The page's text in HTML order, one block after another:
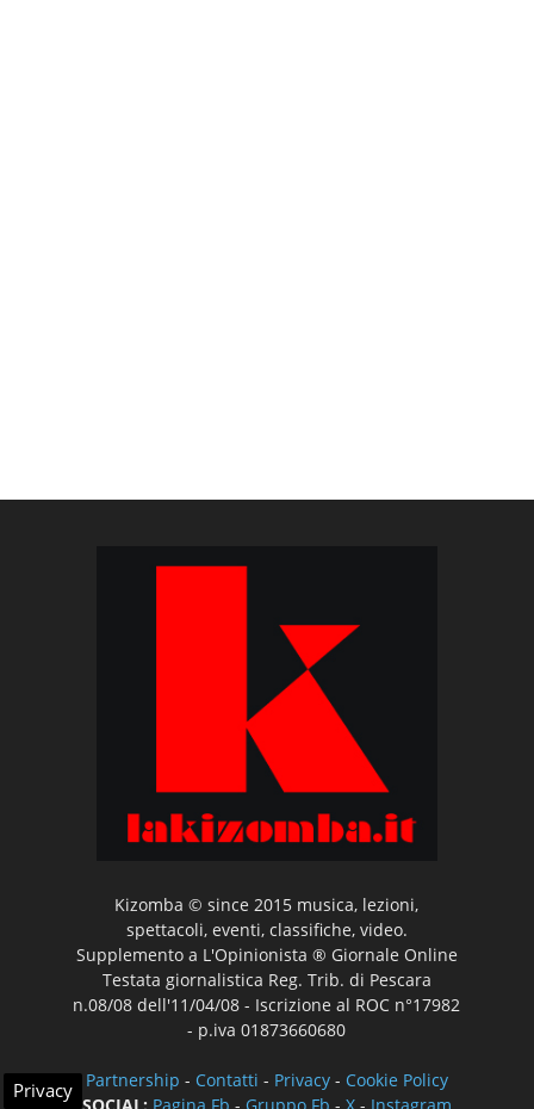
Kizomba © since 2015 musica, lezioni,
spettacoli, eventi, classifiche, video.
Supplemento a L'Opinionista ® Giornale Online
Testata giornalistica Reg. Trib. di Pescara
n.08/08 dell'11/04/08 - Iscrizione al ROC n°17982
- p.iva 01873660680
Partnership - Contatti - Privacy- Cookie Policy
Privacy